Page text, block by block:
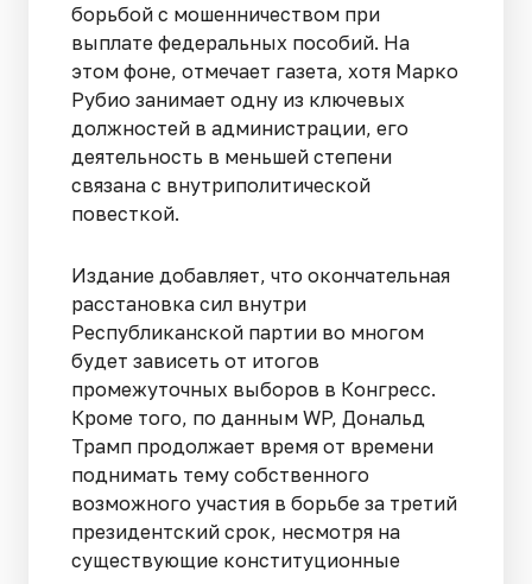
борьбой с мошенничеством при
выплате федеральных пособий. На
этом фоне, отмечает газета, хотя Марко
Рубио занимает одну из ключевых
должностей в администрации, его
деятельность в меньшей степени
связана с внутриполитической
повесткой.
Издание добавляет, что окончательная
расстановка сил внутри
Республиканской партии во многом
будет зависеть от итогов
промежуточных выборов в Конгресс.
Кроме того, по данным WP, Дональд
Трамп продолжает время от времени
поднимать тему собственного
возможного участия в борьбе за третий
президентский срок, несмотря на
существующие конституционные